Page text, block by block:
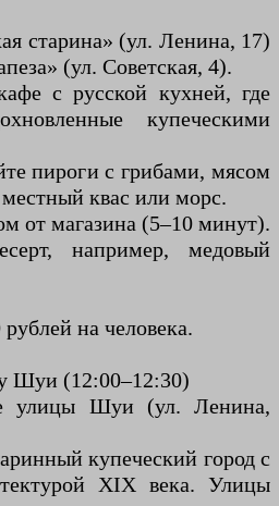
старина» (ул. Ленина, 17)
(ул. Советская, 4).
с русской кухней, где
купеческими
пироги с грибами, мясом
квас или морс.
от магазина (5–10 минут).
например, медовый
на человека.
Шуи (12:00–12:30)
улицы Шуи (ул. Ленина,
купеческий город с
XIX века. Улицы